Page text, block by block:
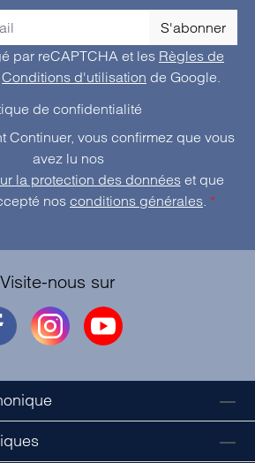
S'abonner
par reCAPTCHA et les Règles de
Conditions d'utilisation de Google.
de confidentialité
Continuer, vous confirmez que vous
avez lu nos
la protection des donnéeset que
nos conditions générales. *
Visite-nous sur